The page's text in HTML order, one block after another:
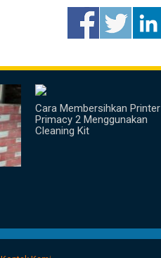
Cara Membersihkan Printer
Primacy 2 Menggunakan
Cleaning Kit